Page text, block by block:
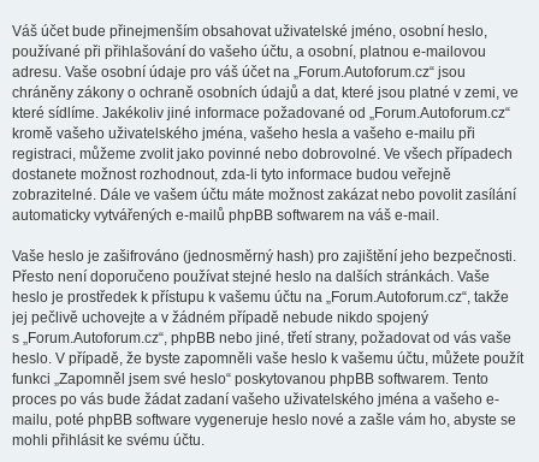
Váš účet bude přinejmenším obsahovat uživatelské jméno, osobní heslo,
používané při přihlašování do vašeho účtu, a osobní, platnou e-mailovou
adresu. Vaše osobní údaje pro váš účet na „Forum.Autoforum.cz“ jsou
chráněny zákony o ochraně osobních údajů a dat, které jsou platné v zemi, ve
které sídlíme. Jakékoliv jiné informace požadované od „Forum.Autoforum.cz“
kromě vašeho uživatelského jména, vašeho hesla a vašeho e-mailu při
registraci, můžeme zvolit jako povinné nebo dobrovolné. Ve všech případech
dostanete možnost rozhodnout, zda-li tyto informace budou veřejně
zobrazitelné. Dále ve vašem účtu máte možnost zakázat nebo povolit zasílání
automaticky vytvářených e-mailů phpBB softwarem na váš e-mail.
Vaše heslo je zašifrováno (jednosměrný hash) pro zajištění jeho bezpečnosti.
Přesto není doporučeno používat stejné heslo na dalších stránkách. Vaše
heslo je prostředek k přístupu k vašemu účtu na „Forum.Autoforum.cz“, takže
jej pečlivě uchovejte a v žádném případě nebude nikdo spojený
s „Forum.Autoforum.cz“, phpBB nebo jiné, třetí strany, požadovat od vás vaše
heslo. V případě, že byste zapomněli vaše heslo k vašemu účtu, můžete použít
funkci „Zapomněl jsem své heslo“ poskytovanou phpBB softwarem. Tento
proces po vás bude žádat zadaní vašeho uživatelského jména a vašeho e-
mailu, poté phpBB software vygeneruje heslo nové a zašle vám ho, abyste se
mohli přihlásit ke svému účtu.